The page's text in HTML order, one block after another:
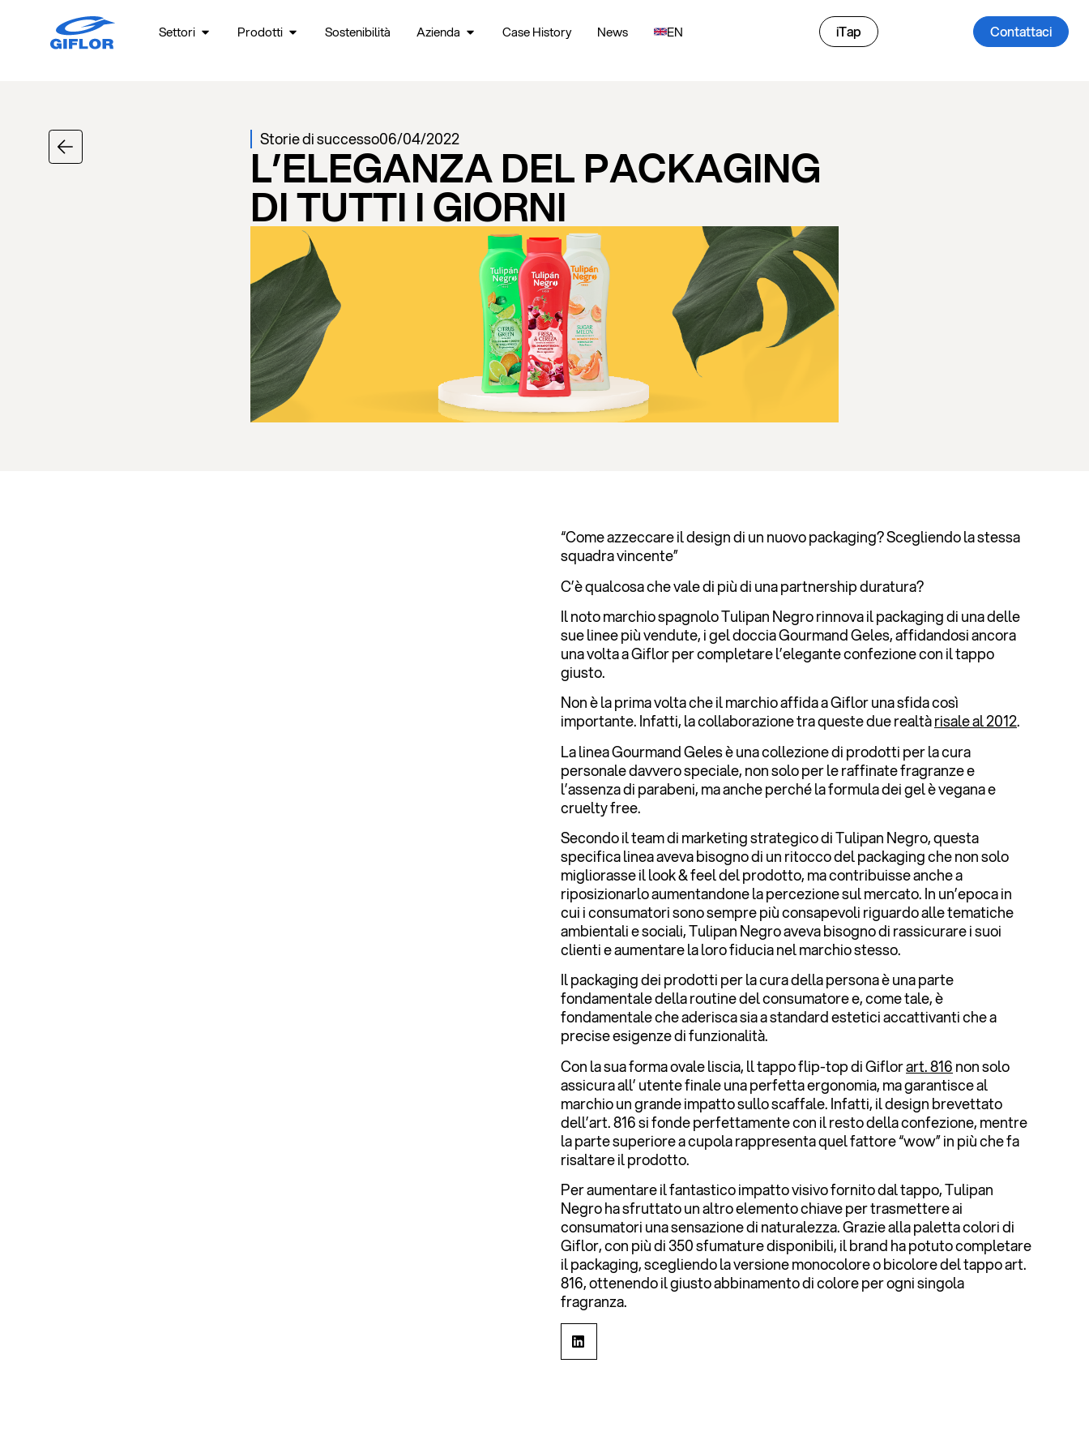
Settori Prodotti Sostenibilità Azienda Case History News EN iTap Contattaci
Storie di successo06/04/2022
L’ELEGANZA DEL PACKAGING
DI TUTTI I GIORNI
“Come azzeccare il design di un nuovo packaging? Scegliendo la stessa
squadra vincente”
C’è qualcosa che vale di più di una partnership duratura?
Il noto marchio spagnolo Tulipan Negro rinnova il packaging di una delle
sue linee più vendute, i gel doccia Gourmand Geles, affidandosi ancora
una volta a Giflor per completare l’elegante confezione con il tappo
giusto.
Non è la prima volta che il marchio affida a Giflor una sfida così
importante. Infatti, la collaborazione tra queste due realtàrisale al 2012.
La linea Gourmand Geles è una collezione di prodotti per la cura
personale davvero speciale, non solo per le raffinate fragranze e
l’assenza di parabeni, ma anche perché la formula dei gel è vegana e
cruelty free.
Secondo il team di marketing strategico di Tulipan Negro, questa
specifica linea aveva bisogno di un ritocco del packaging che non solo
migliorasse il look & feel del prodotto, ma contribuisse anche a
riposizionarlo aumentandone la percezione sul mercato. In un’epoca in
cui i consumatori sono sempre più consapevoli riguardo alle tematiche
ambientali e sociali, Tulipan Negro aveva bisogno di rassicurare i suoi
clienti e aumentare la loro fiducia nel marchio stesso.
Il packaging dei prodotti per la cura della persona è una parte
fondamentale della routine del consumatore e, come tale, è
fondamentale che aderisca sia a standard estetici accattivanti che a
precise esigenze di funzionalità.
Con la sua forma ovale liscia, ll tappo flip-top di Giflorart. 816non solo
assicura all’ utente finale una perfetta ergonomia, ma garantisce al
marchio un grande impatto sullo scaffale. Infatti, il design brevettato
dell’art. 816 si fonde perfettamente con il resto della confezione, mentre
la parte superiore a cupola rappresenta quel fattore “wow” in più che fa
risaltare il prodotto.
Per aumentare il fantastico impatto visivo fornito dal tappo, Tulipan
Negro ha sfruttato un altro elemento chiave per trasmettere ai
consumatori una sensazione di naturalezza. Grazie alla paletta colori di
Giflor, con più di 350 sfumature disponibili, il brand ha potuto completare
il packaging, scegliendo la versione monocolore o bicolore del tappo art.
816, ottenendo il giusto abbinamento di colore per ogni singola
fragranza.